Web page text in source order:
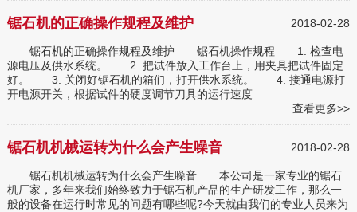
2018-02-28
锯石机的正确操作规程及维护
锯石机的正确操作规程及维护 锯石机操作规程 1. 检查电
源电压及供水系统。 2. 把试件放入工作台上，用夹具把试件固定
好。 3. 关闭好锯石机的箱们，打开供水系统。 4. 接通电源打
开电源开关，根据试件的硬度调节刀具的运行速度
查看更多>>
2018-02-28
锯石机机械运转为什么会产生噪音
锯石机机械运转为什么会产生噪音 本公司是一家专业的锯石
机厂家，多年来我们始终致力于锯石机产品的生产研发工作，那么一
般的设备在运行时常见的问题有哪些呢?今天就由我们的专业人员来为